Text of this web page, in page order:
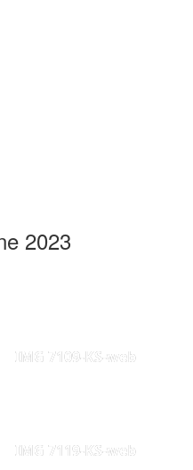
2023
IMG 7109-KS-web
IMG 7119-KS-web